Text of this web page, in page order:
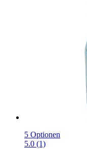
5 Optionen
5.0 (1)